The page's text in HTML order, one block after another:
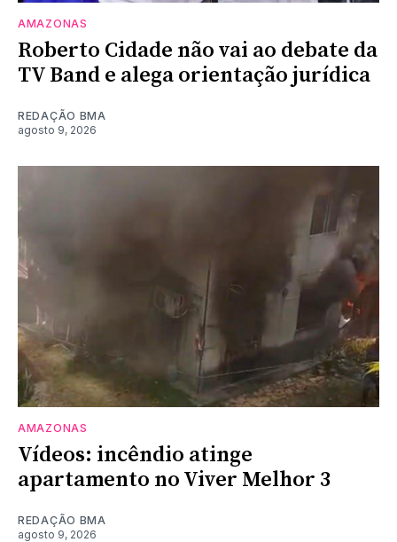
AMAZONAS
Roberto Cidade não vai ao debate da
TV Band e alega orientação jurídica
REDAÇÃO BMA
agosto 9, 2026
AMAZONAS
Vídeos: incêndio atinge
apartamento no Viver Melhor 3
REDAÇÃO BMA
agosto 9, 2026